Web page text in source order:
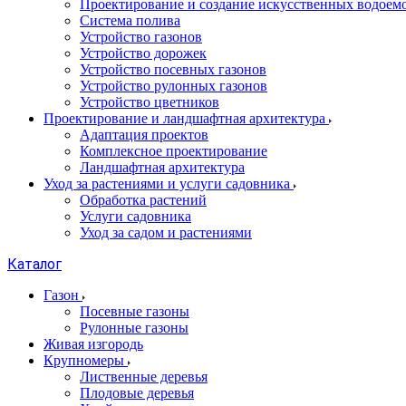
Проектирование и создание искусственных
Система полива
Устройство газонов
Устройство дорожек
Устройство посевных газонов
Устройство рулонных газонов
Устройство цветников
Проектирование и ландшафтная архитектура
Адаптация проектов
Комплексное проектирование
Ландшафтная архитектура
Уход за растениями и услуги садовника
Обработка растений
Услуги садовника
Уход за садом и растениями
Каталог
Газон
Посевные газоны
Рулонные газоны
Живая изгородь
Крупномеры
Лиственные деревья
Плодовые деревья